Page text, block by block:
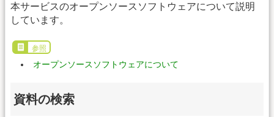
本サービスのオープンソースソフトウェアについて説明
しています。
参照
オープンソースソフトウェアについて
資料の検索